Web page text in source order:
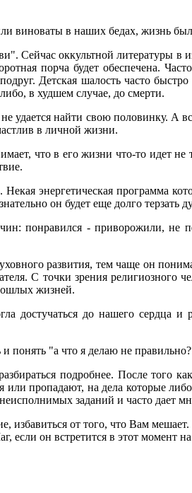
виноваты в наших бедах, жизнь
Сейчас оккультной литературы
порча будет обеспечена.
Детская шалость часто быстро
в худшем случае, до смерти.
удается найти свою половинку. А
в личной жизни.
что в его жизни что-то идет
энергетическая программа
он будет еще долго терзать
понравился - приворожили, не
развития, тем чаще он
С точки зрения религиозного
жизней.
достучаться до нашего сердца
понять "а что я делаю не
подробнее. После того
пропадают, на дела которые
заданий и часто дает
от того, что Вам
он встретится в этот момент на